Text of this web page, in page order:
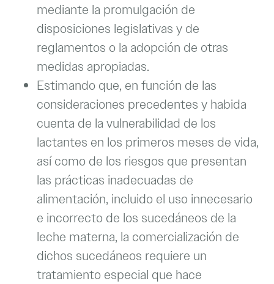
mediante la promulgación de
disposiciones legislativas y de
reglamentos o la adopción de otras
medidas apropiadas.
Estimando que, en función de las
consideraciones precedentes y habida
cuenta de la vulnerabilidad de los
lactantes en los primeros meses de vida,
así como de los riesgos que presentan
las prácticas inadecuadas de
alimentación, incluido el uso innecesario
e incorrecto de los sucedáneos de la
leche materna, la comercialización de
dichos sucedáneos requiere un
tratamiento especial que hace